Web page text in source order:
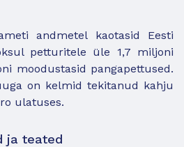
andmetel kaotasid Eesti
petturitele üle 1,7 miljoni
moodustasid pangapettused.
on kelmid tekitanud kahju
ulatuses.
ja teated